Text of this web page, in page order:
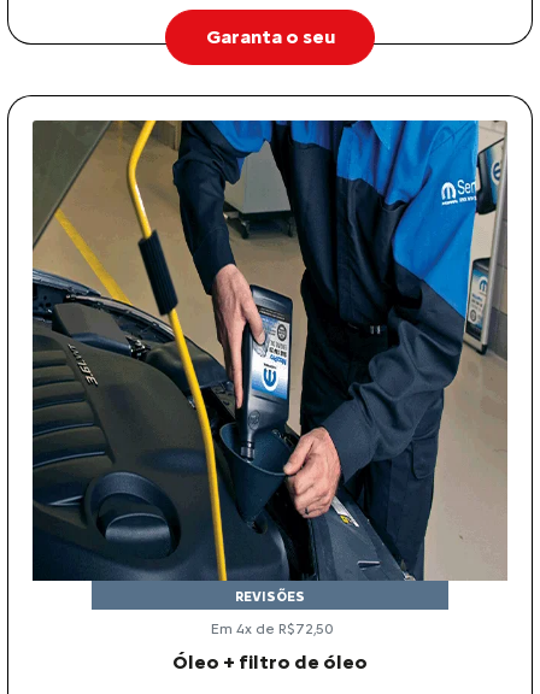
Garanta o seu
Óleo + filtro de óleo
REVISÕES
Em 4x de R$72,50